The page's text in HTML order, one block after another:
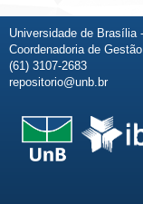
Universidade de Brasília
Coordenadoria de
(61) 3107-2683
repositorio@unb.br